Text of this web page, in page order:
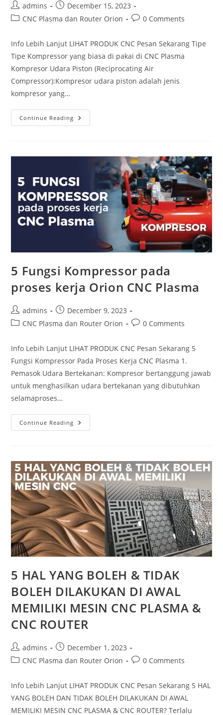
Post
author:
admins
Post
published:
December 15, 2023
PostCNC Plasma dan Router Orion
Post0 Comments
Info Lebih Lanjut LIHAT PRODUK CNC Pesan Sekarang Tipe
Tipe Kompressor yang biasa di pakai di CNC Plasma
Kompresor Udara Piston (Reciprocating Air
Compressor):Kompresor udara piston adalah jenis
kompresor yang…
Continue Reading Tipe
Tipe
Plasma
5 Fungsi Kompressor pada
proses kerja Orion CNC Plasma
Post
author:
admins
Post
published:
December 9, 2023
PostCNC Plasma dan Router Orion
Post0 Comments
Info Lebih Lanjut LIHAT PRODUK CNC Pesan Sekarang 5
Fungsi Kompressor Pada Proses Kerja CNC Plasma 1.
Pemasok Udara Bertekanan: Kompresor bertanggung jawab
untuk menghasilkan udara bertekanan yang dibutuhkan
selamaproses…
Continue Reading
Fungsi
Orion
CNC
Plasma
5 HAL YANG BOLEH & TIDAK
BOLEH DILAKUKAN DI AWAL
MEMILIKI MESIN CNC PLASMA &
CNC ROUTER
Post
author:
admins
Post
published:
December 1, 2023
PostCNC Plasma dan Router Orion
Post0 Comments
Info Lebih Lanjut LIHAT PRODUK CNC Pesan Sekarang 5 HAL
YANG BOLEH DAN TIDAK BOLEH DILAKUKAN DI AWAL
MEMILIKI MESIN CNC PLASMA & CNC ROUTER? Terlalu